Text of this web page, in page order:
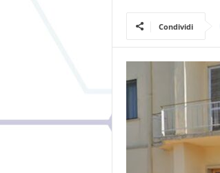
Condividi